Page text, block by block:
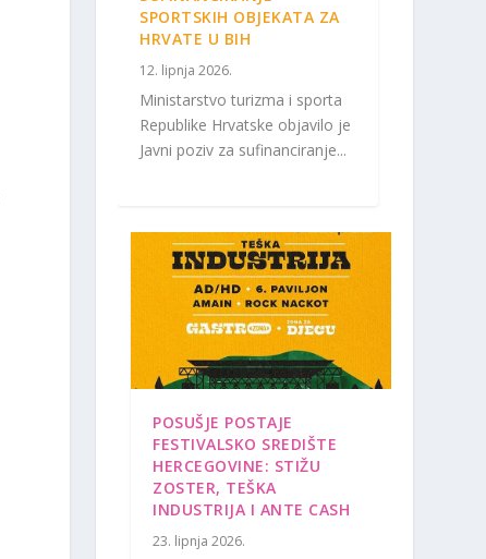
SPORTSKIH OBJEKATA ZA
HRVATE U BIH
12. lipnja 2026.
Ministarstvo turizma i sporta
Republike Hrvatske objavilo je
Javni poziv za sufinanciranje...
POSUŠJE POSTAJE
FESTIVALSKO SREDIŠTE
HERCEGOVINE: STIŽU
ZOSTER, TEŠKA
INDUSTRIJA I ANTE CASH
23. lipnja 2026.